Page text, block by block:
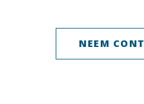
NEEM